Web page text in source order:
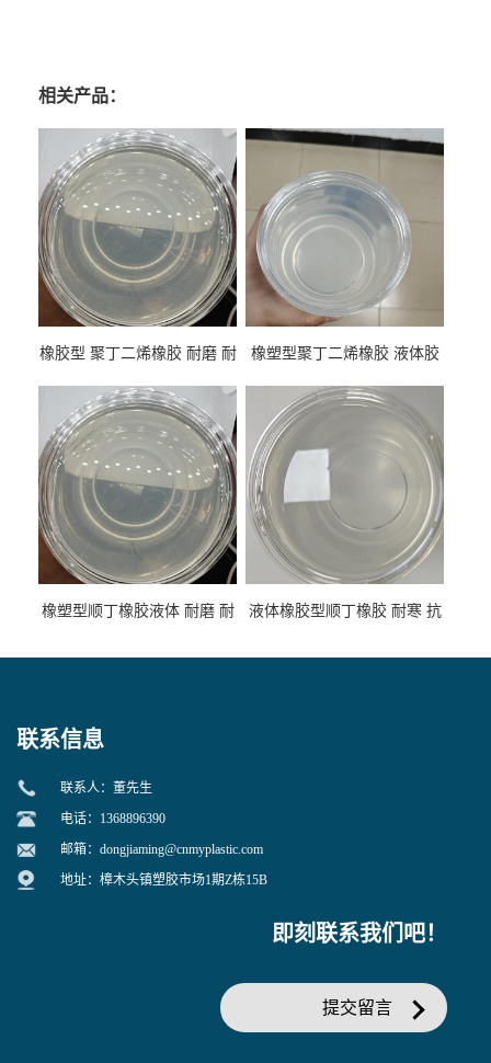
相关产品：
橡胶型 聚丁二烯橡胶 耐磨 耐
性
橡塑型聚丁二烯橡胶 液体胶
专用
橡塑型顺丁橡胶液体 耐磨 耐
液体橡胶型顺丁橡胶 耐寒 抗
联系信息
联系人：董先生
电话：1368896390
邮箱： dongjiaming@cnmyplastic.com
地址：樟木头镇塑胶市场1期Z栋15B
即刻联系我们吧！
提交留言